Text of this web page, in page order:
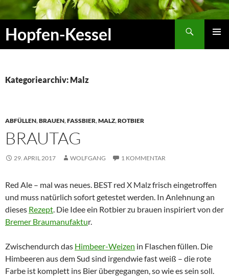
Zum
Inhalt
springen
Hopfen-Kessel
Kategoriearchiv: Malz
ABFÜLLEN,BRAUEN,FASSBIER,MALZ,ROTBIER
BRAUTAG
29. APRIL 2017 WOLFGANG 1 KOMMENTAR
Red Ale – mal was neues. BEST red X Malz frisch eingetroffen
und muss natürlich sofort getestet werden. In Anlehnung an
dieses Rezept. Die Idee ein Rotbier zu brauen inspiriert von der
Bremer Braumanufaktur.
Zwischendurch das Himbeer-Weizen in Flaschen füllen. Die
Himbeeren aus dem Sud sind irgendwie fast weiß – die rote
Farbe ist komplett ins Bier übergegangen, so wie es sein soll.